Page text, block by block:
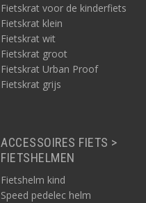
Fietskrat voor de kinderfiets
Fietskrat klein
Fietskrat wit
Fietskrat groot
Fietskrat Urban Proof
Fietskrat grijs
ACCESSOIRES FIETS >
FIETSHELMEN
Fietshelm kind
Speed pedelec helm